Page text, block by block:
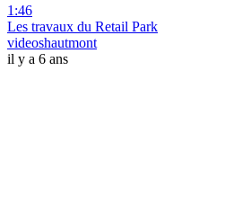
1:46
Les travaux du Retail Park
videoshautmont
il y a 6 ans